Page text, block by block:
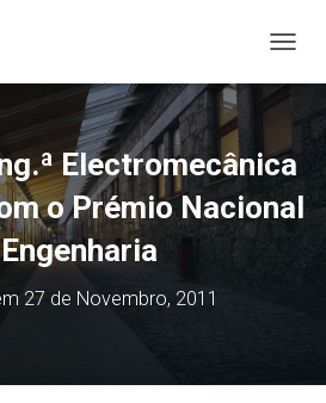
Electromecânica
o Prémio Nacional
27 de Novembro, 2011